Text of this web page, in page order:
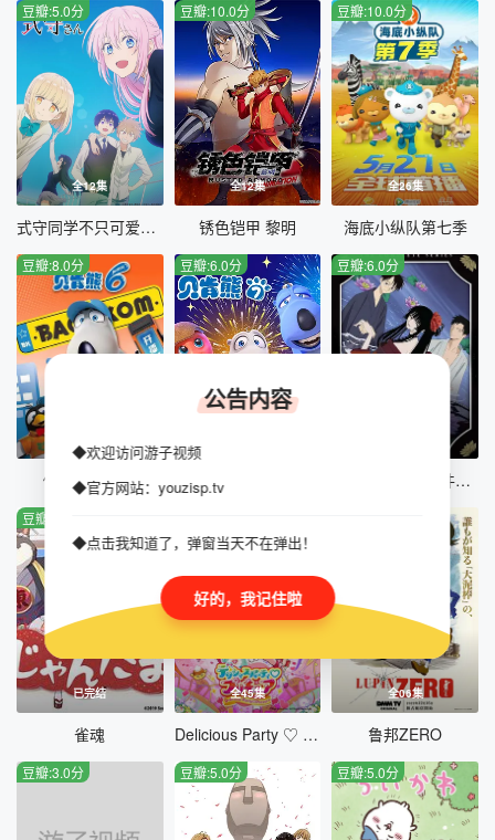
全12集
豆瓣:5.0分
式守同学不只可爱而已
全12集
豆瓣:10.0分
锈色铠甲 黎明
全26集
豆瓣:10.0分
海底小纵队第七季
豆瓣:8.0分
倒霉熊第六季
豆瓣:6.0分
倒霉熊第七季
豆瓣:6.0分
四月一日灵异事件簿第一季
已完结
豆瓣:9.0分
雀魂
全45集
Delicious Party ♡ 光之美少女
全06集
鲁邦ZERO
豆瓣:3.0分 豆瓣:5.0分 豆瓣:5.0分
公告内容
◆欢迎访问游子视频
◆官方网站：youzisp.tv
◆点击我知道了，弹窗当天不在弹出！
好的，我记住啦